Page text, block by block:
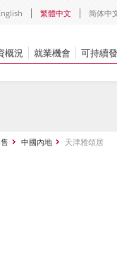
繁體中文 简体中
概況 就業機會 可持續
中國內地 天津雅頌居